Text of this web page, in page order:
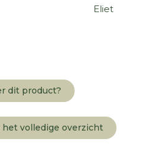
Eliet
dit product?
het volledige overzicht